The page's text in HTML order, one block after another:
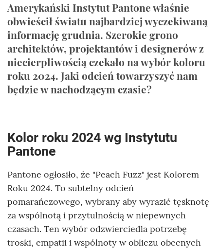
Amerykański Instytut Pantone właśnie
obwieścił światu najbardziej wyczekiwaną
informację grudnia. Szerokie grono
architektów, projektantów i designerów z
niecierpliwością czekało na wybór koloru
roku 2024. Jaki odcień towarzyszyć nam
będzie w nachodzącym czasie?
Kolor roku 2024 wg Instytutu
Pantone
Pantone ogłosiło, że "Peach Fuzz" jest Kolorem
Roku 2024. To subtelny odcień
pomarańczowego, wybrany aby wyrazić tęsknotę
za wspólnotą i przytulnością w niepewnych
czasach. Ten wybór odzwierciedla potrzebę
troski, empatii i wspólnoty w obliczu obecnych